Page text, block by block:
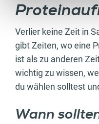
Verlier keine Zeit in
gibt Zeiten, wo eine
ist als zu anderen
wichtig zu wissen,
du wählen solltest
Wann